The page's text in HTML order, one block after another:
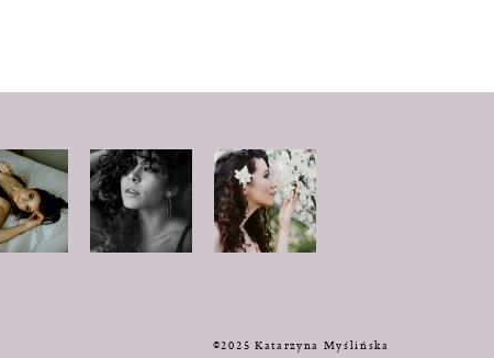
©2025 Katarzyna Myślińska